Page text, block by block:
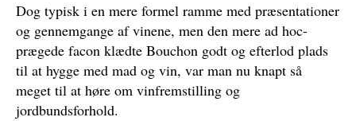
Dog typisk i en mere formel ramme med præsentationer
og gennemgange af vinene, men den mere ad hoc-
prægede facon klædte Bouchon godt og efterlod plads
til at hygge med mad og vin, var man nu knapt så
meget til at høre om vinfremstilling og
jordbundsforhold.